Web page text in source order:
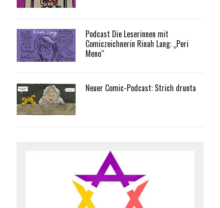
Podcast Die Leserinnen mit
Comiczeichnerin Rinah Lang: „Peri
Meno“
Neuer Comic-Podcast: Strich drunta